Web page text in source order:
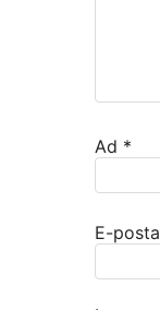
Ad *
E-posta